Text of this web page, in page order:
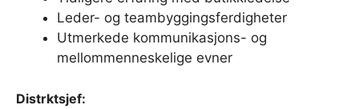
Leder- og teambyggingsferdigheter
Utmerkede kommunikasjons- og
mellommenneskelige evner
Distrktsjef: